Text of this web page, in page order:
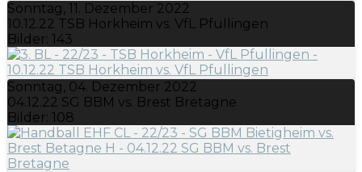
Sonntag, 11. Dezember 2022
10.12.22 TSB Horkheim vs. VfL Pfullingen
Bilder: 143
Sonntag, 04. Dezember 2022
04.12.22 SG BBM vs. Brest Bretagne
Bilder: 108